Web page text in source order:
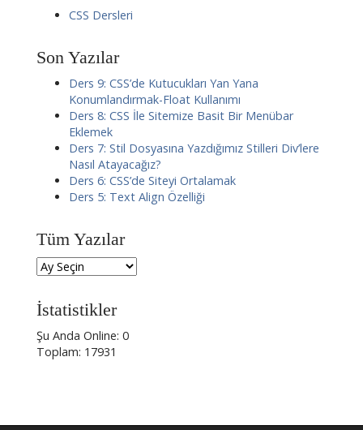
CSS Dersleri
Son Yazılar
Ders 9: CSS’de Kutucukları Yan Yana
Konumlandırmak-Float Kullanımı
Ders 8: CSS İle Sitemize Basit Bir Menübar
Eklemek
Ders 7: Stil Dosyasına Yazdığımız Stilleri Div’lere
Nasıl Atayacağız?
Ders 6: CSS’de Siteyi Ortalamak
Ders 5: Text Align Özelliği
Tüm Yazılar
İstatistikler
Şu Anda Online: 0
Toplam: 17931